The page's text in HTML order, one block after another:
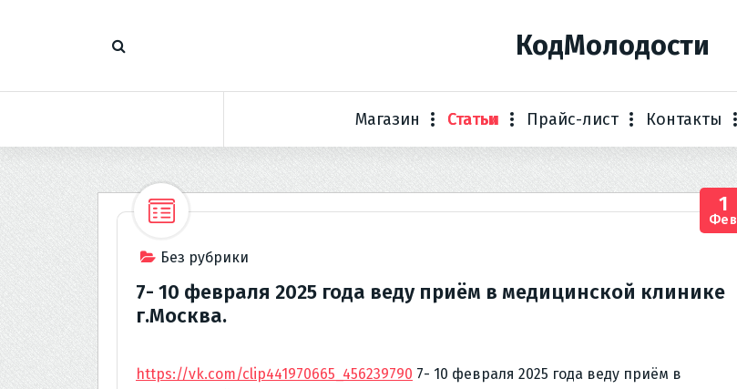
й
КодМолодости
Магазин Статьи Прайс-лист Контакты
Без рубрики
1
Фев
7- 10 февраля 2025 года веду приём в медицинской клинике
г.Москва.
https://vk.com/clip441970665_456239790 7- 10 февраля 2025 года веду приём в